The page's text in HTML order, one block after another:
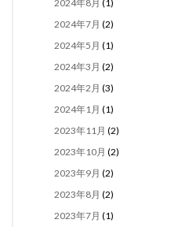
2024年8月 (1)
2024年7月 (2)
2024年5月 (1)
2024年3月 (2)
2024年2月 (3)
2024年1月 (1)
2023年11月 (2)
2023年10月 (2)
2023年9月 (2)
2023年8月 (2)
2023年7月 (1)